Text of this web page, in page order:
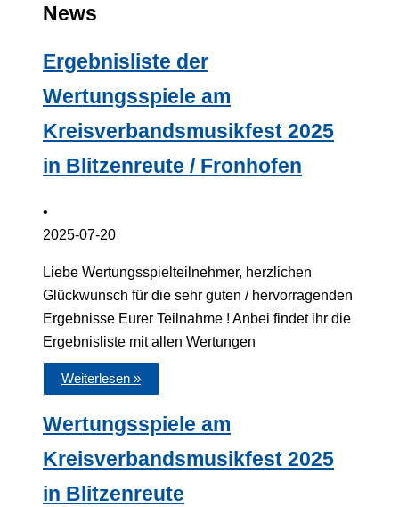
News
Ergebnisliste der
Wertungsspiele am
Kreisverbandsmusikfest 2025
in Blitzenreute / Fronhofen
•
2025-07-20
Liebe Wertungsspielteilnehmer, herzlichen
Glückwunsch für die sehr guten / hervorragenden
Ergebnisse Eurer Teilnahme ! Anbei findet ihr die
Ergebnisliste mit allen Wertungen
Weiterlesen »
Wertungsspiele am
Kreisverbandsmusikfest 2025
in Blitzenreute